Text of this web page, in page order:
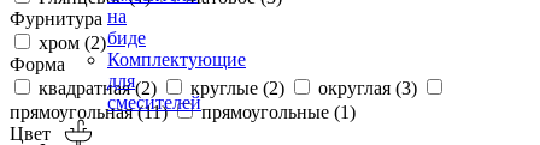
на
биде
Комплектующие
для
смесителей
Фурнитура
хром (2)
Форма
квадратная (2) круглые (2) округлая (3)
прямоугольная (11) прямоугольные (1)
Цвет